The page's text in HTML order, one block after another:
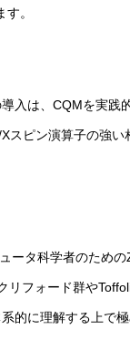
。
入は、CQMを実践
スピン演算子の強
ータ科学者のため
フォード群や
的に理解する上で